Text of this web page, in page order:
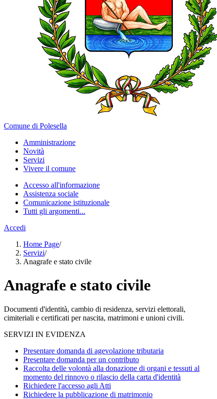
Comune di Polesella
Amministrazione
Novità
Servizi
Vivere il comune
Accesso all'informazione
Assistenza sociale
Comunicazione istituzionale
Tutti gli argomenti...
Accedi
Home Page/
Servizi/
Anagrafe e stato civile
Anagrafe e stato civile
Documenti d'identità, cambio di residenza, servizi elettorali,
cimiteriali e certificati per nascita, matrimoni e unioni civili.
SERVIZI IN EVIDENZA
Presentare domanda di agevolazione tributaria
Presentare domanda per un contributo
Raccolta delle volontà alla donazione di organi e tessuti al
momento del rinnovo o rilascio della carta d'identità
Richiedere l'accesso agli Atti
Richiedere la pubblicazione di matrimonio